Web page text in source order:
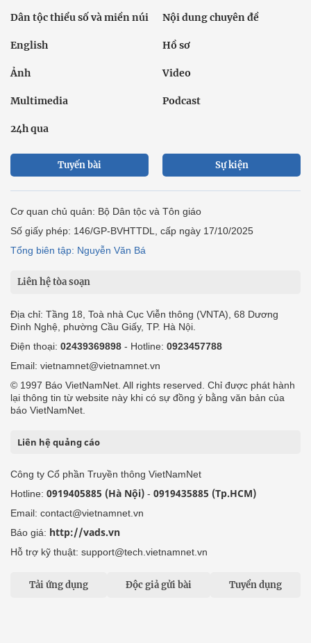
Dân tộc thiểu số và miền núi Nội dung chuyên đề
English Hồ sơ
Ảnh Video
Multimedia Podcast
24h qua
Tuyến bài Sự kiện
Cơ quan chủ quản: Bộ Dân tộc và Tôn giáo
Số giấy phép: 146/GP-BVHTTDL, cấp ngày 17/10/2025
Tổng biên tập: Nguyễn Văn Bá
Liên hệ tòa soạn
Địa chỉ: Tầng 18, Toà nhà Cục Viễn thông (VNTA), 68 Dương
Đình Nghệ, phường Cầu Giấy, TP. Hà Nội.
Điện thoại: 02439369898 - Hotline: 0923457788
Email: vietnamnet@vietnamnet.vn
© 1997 Báo VietNamNet. All rights reserved. Chỉ được phát hành
lại thông tin từ website này khi có sự đồng ý bằng văn bản của
báo VietNamNet.
Liên hệ quảng cáo
Công ty Cổ phần Truyền thông VietNamNet
Hotline: 0919405885 (Hà Nội) - 0919435885 (Tp.HCM)
Email: contact@vietnamnet.vn
Báo giá: http://vads.vn
Hỗ trợ kỹ thuật: support@tech.vietnamnet.vn
Tải ứng dụng Độc giả gửi bài Tuyển dụng